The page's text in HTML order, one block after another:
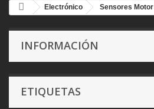
Electrónico Sensores Motor
INFORMACIÓN
ETIQUETAS